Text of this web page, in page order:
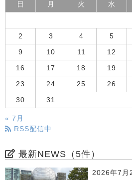
日 月 火 水
2 3 4 5
9 10 11 12
16 17 18 19
23 24 25 26
30 31
« 7月
RSS配信中
最新NEWS（5件）
2026年7月